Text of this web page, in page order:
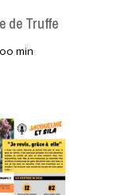
de Truffe
min